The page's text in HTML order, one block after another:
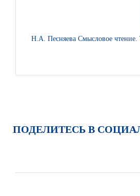
Н.А. Песняева Смысловое чтение.
ПОДЕЛИТЕСЬ В